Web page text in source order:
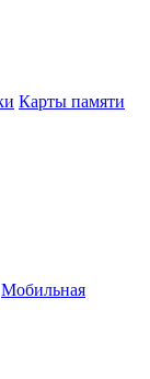
Карты памяти
Мобильная